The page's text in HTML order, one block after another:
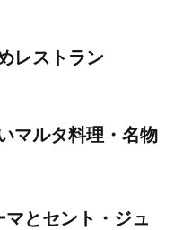
レストラン
マルタ料理・名物
とセント・ジュ